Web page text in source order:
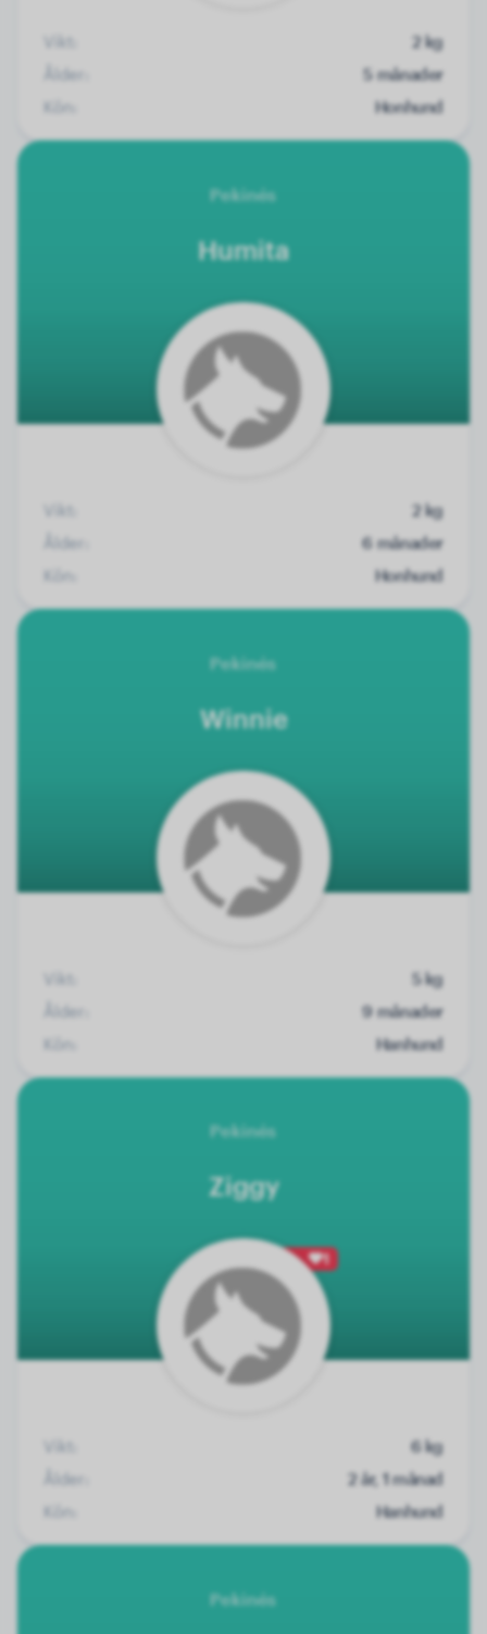
Vikt:
2 kg
Ålder:
5 månader
Kön:
Honhund
Pekinés
Humita
Vikt:
2 kg
Ålder:
6 månader
Kön:
Honhund
Pekinés
Winnie
Vikt:
5 kg
Ålder:
9 månader
Kön:
Hanhund
Pekinés
Ziggy
1
Vikt:
6 kg
Ålder:
2 år, 1 månad
Kön:
Hanhund
Pekinés